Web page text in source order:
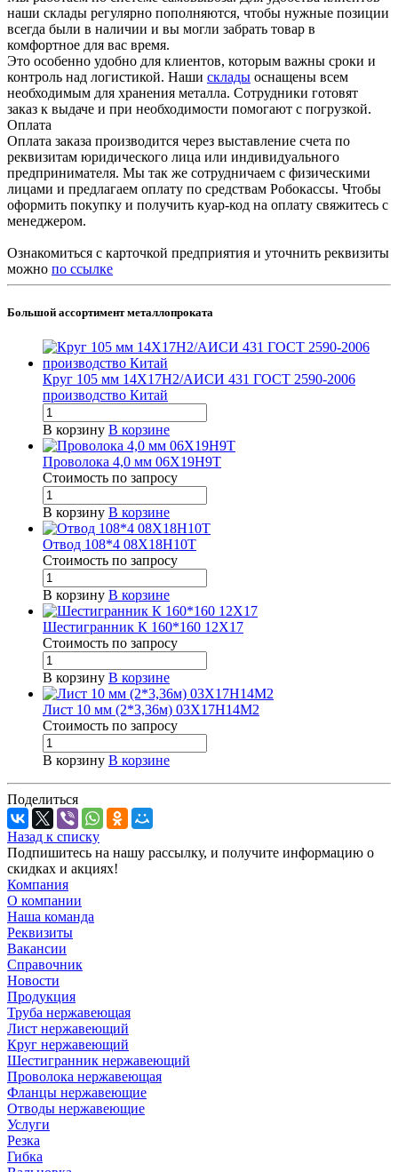
наши склады регулярно пополняются, чтобы нужные позиции
всегда были в наличии и вы могли забрать товар в
комфортное для вас время.
Это особенно удобно для клиентов, которым важны сроки и
контроль над логистикой. Наши склады оснащены всем
необходимым для хранения металла. Сотрудники готовят
заказ к выдаче и при необходимости помогают с погрузкой.
Оплата
Оплата заказа производится через выставление счета по
реквизитам юридического лица или индивидуального
предпринимателя. Мы так же сотрудничаем с физическими
лицами и предлагаем оплату по средствам Робокассы. Чтобы
оформить покупку и получить куар-код на оплату свяжитесь с
менеджером.
Ознакомиться с карточкой предприятия и уточнить реквизиты
можно по ссылке
Большой ассортимент металлопроката
Круг 105 мм 14Х17Н2/АИСИ 431 ГОСТ 2590-2006
производство Китай
В корзину В корзине
Проволока 4,0 мм 06Х19Н9Т
Стоимость по запросу
В корзину В корзине
Отвод 108*4 08Х18Н10Т
Стоимость по запросу
В корзину В корзине
Шестигранник К 160*160 12Х17
Стоимость по запросу
В корзину В корзине
Лист 10 мм (2*3,36м) 03Х17Н14М2
Стоимость по запросу
В корзину В корзине
Поделиться
Назад к списку
Подпишитесь на нашу рассылку, и получите информацию о
скидках и акциях!
Компания
О компании
Наша команда
Реквизиты
Вакансии
Справочник
Новости
Продукция
Труба нержавеющая
Лист нержавеющий
Круг нержавеющий
Шестигранник нержавеющий
Проволока нержавеющая
Фланцы нержавеющие
Отводы нержавеющие
Услуги
Резка
Гибка